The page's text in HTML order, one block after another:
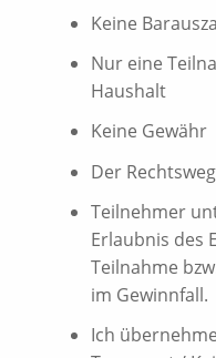
Keine
Nur eine
Haushalt
Keine Gewähr
Der
Teilnehmer
Erlaubnis des
Teilnahme
im Gewinnfall.
Ich